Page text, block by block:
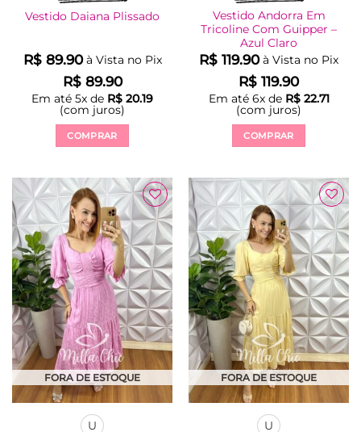
Vestido Daiana Plissado
R$89.90 à Vista no Pix
R$89.90
Em até 5x de R$ 20.19
(com juros)
COMPRAR
tem
várias
variantes.
As
opções
podem
ser
escolhidas
na
página
do
produto
Vestido Andorra Em
Tricoline Com Guipper –
Azul Claro
R$ 119.90 à Vista no Pix
R$ 119.90
Em até 6x de R$22.71
(com juros)
COMPRAR
tem
várias
variantes.
As
opções
podem
ser
escolhidas
na
página
do
produto
Adicionar
à Lista
FORA DE ESTOQUE
U
Adicionar
à Lista
FORA DE ESTOQUE
U